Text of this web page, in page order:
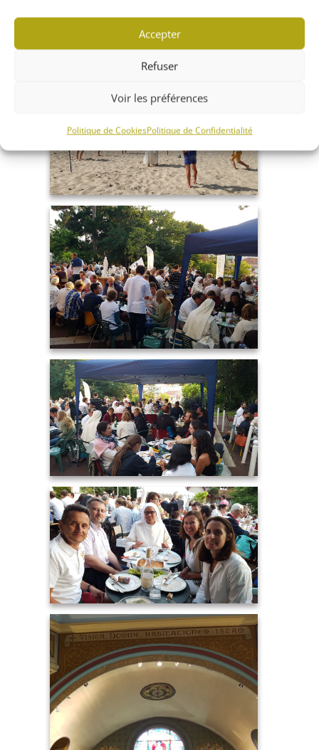
Accepter
Refuser
Voir les préférences
Politique de CookiesPolitique de Confidentialité